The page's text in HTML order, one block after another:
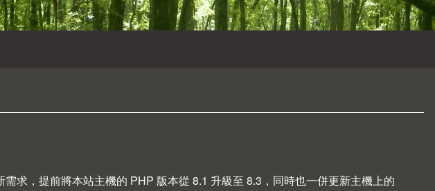
求，提前將本站主機的 PHP 版本從 8.1 升級至 8.3，同時也一併更新主機上的